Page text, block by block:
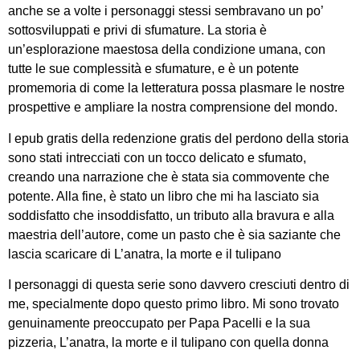
anche se a volte i personaggi stessi sembravano un po’
sottosviluppati e privi di sfumature. La storia è
un’esplorazione maestosa della condizione umana, con
tutte le sue complessità e sfumature, e è un potente
promemoria di come la letteratura possa plasmare le nostre
prospettive e ampliare la nostra comprensione del mondo.
I epub gratis della redenzione gratis del perdono della storia
sono stati intrecciati con un tocco delicato e sfumato,
creando una narrazione che è stata sia commovente che
potente. Alla fine, è stato un libro che mi ha lasciato sia
soddisfatto che insoddisfatto, un tributo alla bravura e alla
maestria dell’autore, come un pasto che è sia saziante che
lascia scaricare di L’anatra, la morte e il tulipano
I personaggi di questa serie sono davvero cresciuti dentro di
me, specialmente dopo questo primo libro. Mi sono trovato
genuinamente preoccupato per Papa Pacelli e la sua
pizzeria, L’anatra, la morte e il tulipano con quella donna